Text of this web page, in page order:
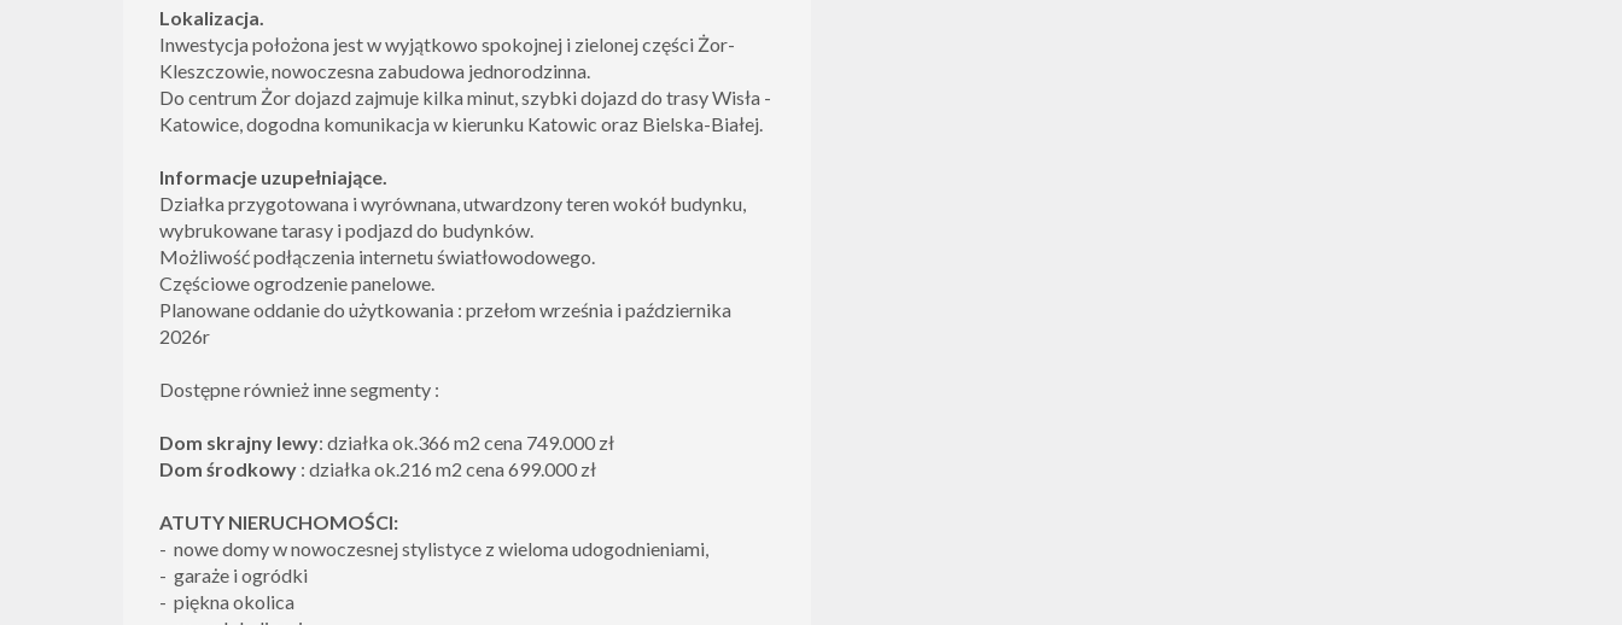
Lokalizacja.
Inwestycja położona jest w wyjątkowo spokojnej i zielonej części Żor-
Kleszczowie, nowoczesna zabudowa jednorodzinna.
Do centrum Żor dojazd zajmuje kilka minut, szybki dojazd do trasy Wisła -
Katowice, dogodna komunikacja w kierunku Katowic oraz Bielska-Białej.
Informacje uzupełniające.
Działka przygotowana i wyrównana, utwardzony teren wokół budynku,
wybrukowane tarasy i podjazd do budynków.
Możliwość podłączenia internetu światłowodowego.
Częściowe ogrodzenie panelowe.
Planowane oddanie do użytkowania : przełom września i października
2026r
Dostępne również inne segmenty :
Dom skrajny lewy: działka ok.366 m2 cena 749.000 zł
Dom środkowy : działka ok.216 m2 cena 699.000 zł
ATUTY NIERUCHOMOŚCI:
- nowe domy w nowoczesnej stylistyce z wieloma udogodnieniami,
- garaże i ogródki
- piękna okolica